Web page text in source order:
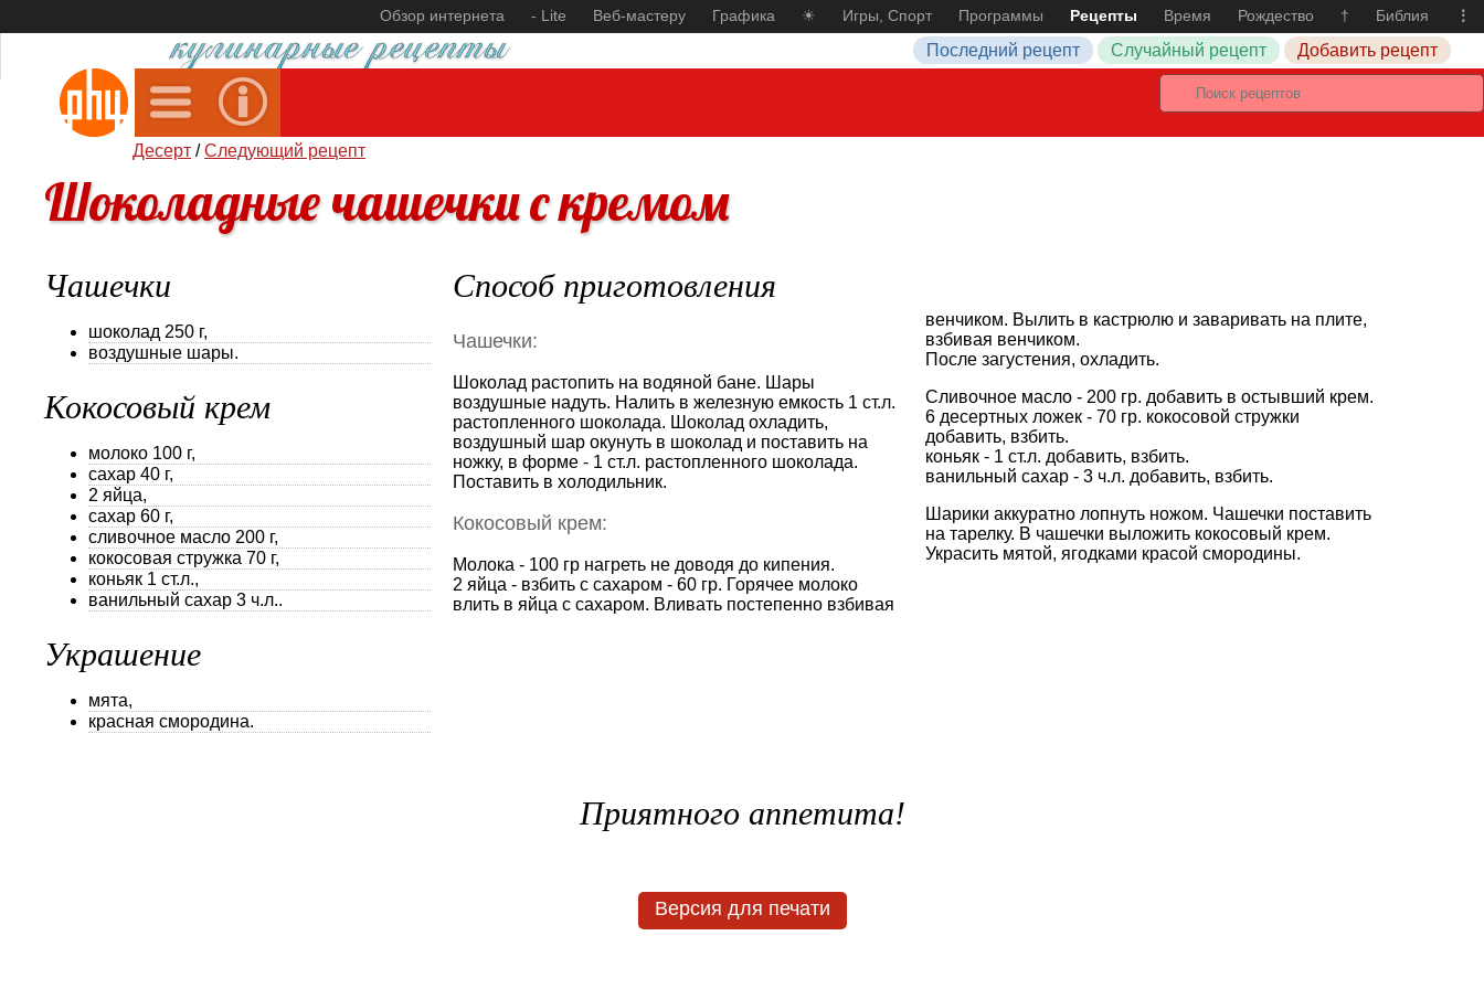
Обзор интернета - Lite Веб-мастеру Графика ☀ Игры, Спорт Программы Рецепты Время Рождество † Библия ⋮
Последний рецепт Случайный рецепт Добавить рецепт
Десерт /Следующий рецепт
Шоколадные чашечки с кремом
Чашечки
шоколад 250 г,
воздушные шары.
Кокосовый крем
молоко 100 г,
сахар 40 г,
2 яйца,
сахар 60 г,
сливочное масло 200 г,
кокосовая стружка 70 г,
коньяк 1 ст.л.,
ванильный сахар 3 ч.л..
Украшение
мята,
красная смородина.
Способ приготовления
Чашечки:
Шоколад растопить на водяной бане. Шары
воздушные надуть. Налить в железную емкость 1 ст.л.
растопленного шоколада. Шоколад охладить,
воздушный шар окунуть в шоколад и поставить на
ножку, в форме - 1 ст.л. растопленного шоколада.
Поставить в холодильник.
Кокосовый крем:
Молока - 100 гр нагреть не доводя до кипения.
2 яйца - взбить с сахаром - 60 гр. Горячее молоко
влить в яйца с сахаром. Вливать постепенно взбивая
венчиком. Вылить в кастрюлю и заваривать на плите,
взбивая венчиком.
После загустения, охладить.
Сливочное масло - 200 гр. добавить в остывший крем.
6 десертных ложек - 70 гр. кокосовой стружки
добавить, взбить.
коньяк - 1 ст.л. добавить, взбить.
ванильный сахар - 3 ч.л. добавить, взбить.
Шарики аккуратно лопнуть ножом. Чашечки поставить
на тарелку. В чашечки выложить кокосовый крем.
Украсить мятой, ягодками красой смородины.
Приятного аппетита!
Версия для печати